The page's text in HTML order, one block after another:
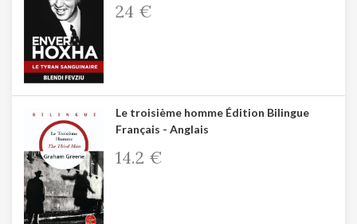
24 €
Le troisième homme Édition Bilingue
Français - Anglais
14.2 €